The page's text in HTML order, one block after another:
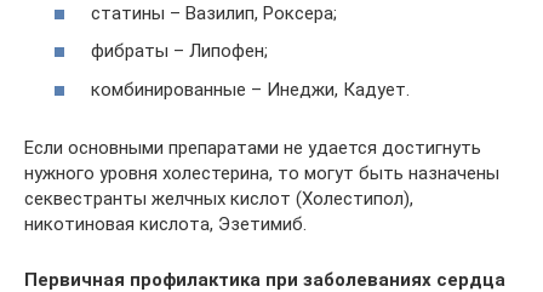
статины – Вазилип, Роксера;
фибраты – Липофен;
комбинированные – Инеджи, Кадует.
Если основными препаратами не удается достигнуть
нужного уровня холестерина, то могут быть назначены
секвестранты желчных кислот (Холестипол),
никотиновая кислота, Эзетимиб.
Первичная профилактика при заболеваниях сердца